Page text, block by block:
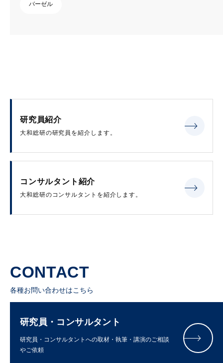
バーゼル
研究員紹介
大和総研の研究員を紹介します。
コンサルタント紹介
大和総研のコンサルタントを紹介します。
CONTACT
各種お問い合わせはこちら
研究員・コンサルタント
研究員・コンサルタントへの取材・執筆・講演のご相談
やご依頼